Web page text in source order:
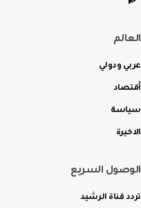
العالم
عربي ودولي
أقتصاد
سياسة
الاخيرة
الوصول السريع
تردد قناة الرشيد